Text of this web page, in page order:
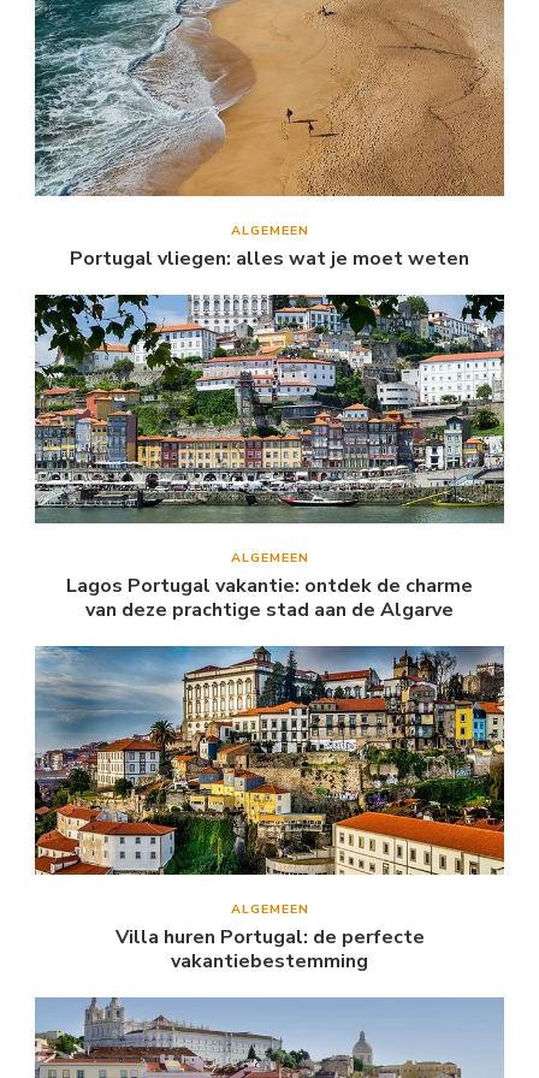
ALGEMEEN
Portugal vliegen: alles wat je moet weten
ALGEMEEN
Lagos Portugal vakantie: ontdek de charme
van deze prachtige stad aan de Algarve
ALGEMEEN
Villa huren Portugal: de perfecte
vakantiebestemming